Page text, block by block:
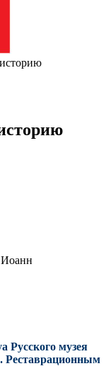
Иоанн
Русского музея
Реставрационным